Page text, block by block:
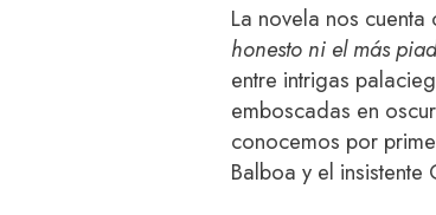
La novela nos
honesto ni el más
entre intrigas
emboscadas en
conocemos por
Balboa y el insistente